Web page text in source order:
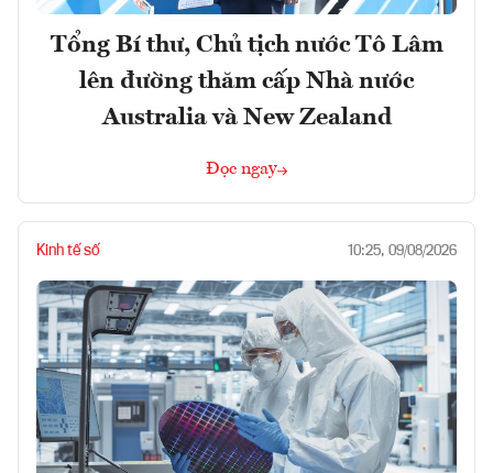
Tổng Bí thư, Chủ tịch nước Tô Lâm
lên đường thăm cấp Nhà nước
Australia và New Zealand
Đọc ngay
Kinh tế số 10:25, 09/08/2026